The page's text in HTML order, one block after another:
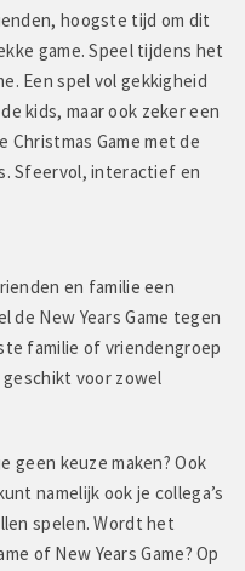
hoogste tijd om dit
game. Speel tijdens het
Een spel vol gekkigheid
kids, maar ook zeker een
Christmas Game met de
Sfeervol, interactief en
en familie een
de New Years Game tegen
familie of vriendengroep
geschikt voor zowel
geen keuze maken? Ook
namelijk ook je collega’s
spelen. Wordt het
of New Years Game? Op